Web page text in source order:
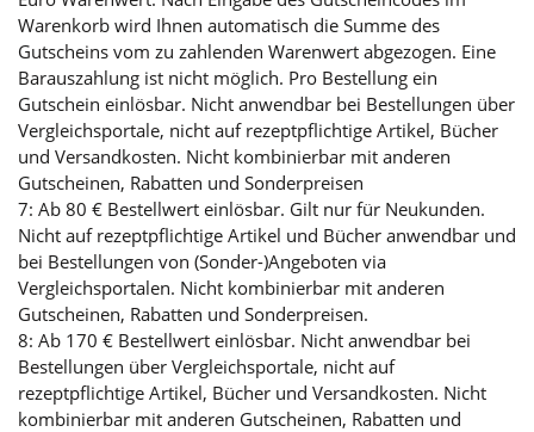
Warenkorb wird Ihnen automatisch die Summe des
Gutscheins vom zu zahlenden Warenwert abgezogen. Eine
Barauszahlung ist nicht möglich. Pro Bestellung ein
Gutschein einlösbar. Nicht anwendbar bei Bestellungen über
Vergleichsportale, nicht auf rezeptpflichtige Artikel, Bücher
und Versandkosten. Nicht kombinierbar mit anderen
Gutscheinen, Rabatten und Sonderpreisen
7: Ab 80 € Bestellwert einlösbar. Gilt nur für Neukunden.
Nicht auf rezeptpflichtige Artikel und Bücher anwendbar und
bei Bestellungen von (Sonder-)Angeboten via
Vergleichsportalen. Nicht kombinierbar mit anderen
Gutscheinen, Rabatten und Sonderpreisen.
8: Ab 170 € Bestellwert einlösbar. Nicht anwendbar bei
Bestellungen über Vergleichsportale, nicht auf
rezeptpflichtige Artikel, Bücher und Versandkosten. Nicht
kombinierbar mit anderen Gutscheinen, Rabatten und